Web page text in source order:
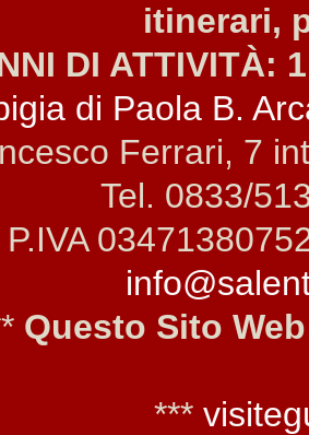
itinerari,
DI ATTIVITÀ:
di Paola B.
Ferrari, 7
Tel. 0833/
P.IVA
Questo Sito
***